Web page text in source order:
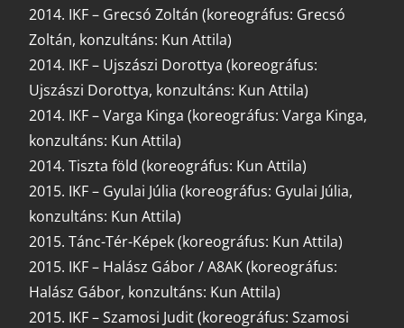
2014. IKF – Grecsó Zoltán (koreográfus: Grecsó
Zoltán, konzultáns: Kun Attila)
2014. IKF – Ujszászi Dorottya (koreográfus:
Ujszászi Dorottya, konzultáns: Kun Attila)
2014. IKF – Varga Kinga (koreográfus: Varga Kinga,
konzultáns: Kun Attila)
2014. Tiszta föld (koreográfus: Kun Attila)
2015. IKF – Gyulai Júlia (koreográfus: Gyulai Júlia,
konzultáns: Kun Attila)
2015. Tánc-Tér-Képek (koreográfus: Kun Attila)
2015. IKF – Halász Gábor / A8AK (koreográfus:
Halász Gábor, konzultáns: Kun Attila)
2015. IKF – Szamosi Judit (koreográfus: Szamosi